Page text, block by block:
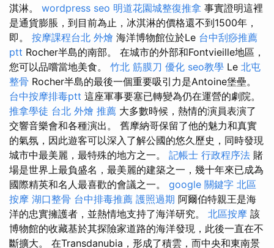
淇淋。 wordpress seo 明道花園城整復推拿 事實證明這裡
是通貨膨脹，到目前為止，冰淇淋的價格還不到1500年，
即。 按摩課程台北 外燴 海洋博物館位於Le 台中刮痧推薦
ptt Rocher半島的南部。 在城市的外部和Fontvieille地區，
您可以品嚐當地美食。 竹北 筋膜刀 優化 seo教學 Le 北屯
整骨 Rocher半島的最後一個重要吸引力是Antoine堡壘。
台中按摩排毒ptt 這座軍事要塞已轉變為仍在運營的劇院。
推拿學徒 台北 外燴 推薦 大多數時候，熱情的演員表演了
交響音樂會和各種演出。 舊摩納哥保留了他的魅力和真實
的氣氛，因此遊客可以深入了解公國的悠久歷史，同時發現
城市中最美麗，最特殊的地方之一。 記帳士 行政程序法 賭
場是世界上最負盛名，最美麗的建築之一，幾十年來已成為
國際精英和名人最喜歡的會議之一。 google 關鍵字 北區
按摩 湖口整骨 台中排毒推薦 護照過期 阿爾伯特親王是海
洋的忠實擁護者，並熱情地支持了海洋研究。 北區按摩 該
博物館的收藏基於其探險家道路的海洋發現，此後一直在不
斷擴大。 在Transdanubia，形成了積雲，而中央和東南景